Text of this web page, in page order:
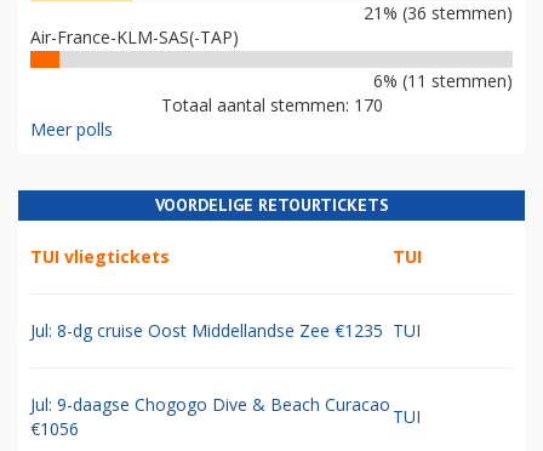
21% (36 stemmen)
Air-France-KLM-SAS(-TAP)
6% (11 stemmen)
Totaal aantal stemmen: 170
Meer polls
VOORDELIGE RETOURTICKETS
TUI vliegtickets TUI
Jul: 8-dg cruise Oost Middellandse Zee €1235 TUI
Jul: 9-daagse Chogogo Dive & Beach Curacao
€1056
TUI